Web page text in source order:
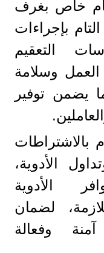
خاص بغرف
بإجراءات
التعقيم
العمل وسلامة
يضمن توفير
بالاشتراطات
الأدوية،
الأدوية
لضمان
وفعالة